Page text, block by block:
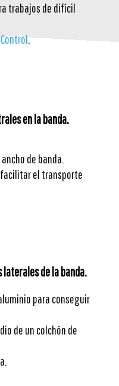
trabajos de difícil
en la banda.
de banda.
el transporte
de la banda.
para conseguir
de un colchón de